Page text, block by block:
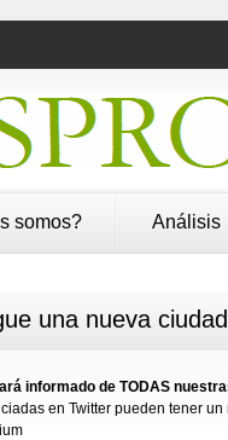
somos? Análisis
una nueva
informado de TODAS
en Twitter pueden tener